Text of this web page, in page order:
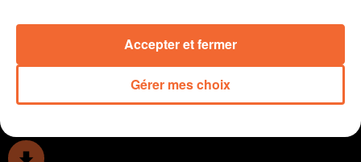
Gérer mes choix
Accepter et fermer